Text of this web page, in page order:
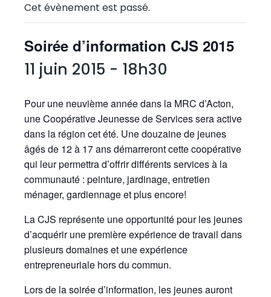
Cet évènement est passé.
Soirée d’information CJS 2015
11 juin 2015 - 18h30
Pour une neuvième année dans la MRC d’Acton,
une Coopérative Jeunesse de Services sera active
dans la région cet été. Une douzaine de jeunes
âgés de 12 à 17 ans démarreront cette coopérative
qui leur permettra d’offrir différents services à la
communauté : peinture, jardinage, entretien
ménager, gardiennage et plus encore!
La CJS représente une opportunité pour les jeunes
d’acquérir une première expérience de travail dans
plusieurs domaines et une expérience
entrepreneuriale hors du commun.
Lors de la soirée d’information, les jeunes auront